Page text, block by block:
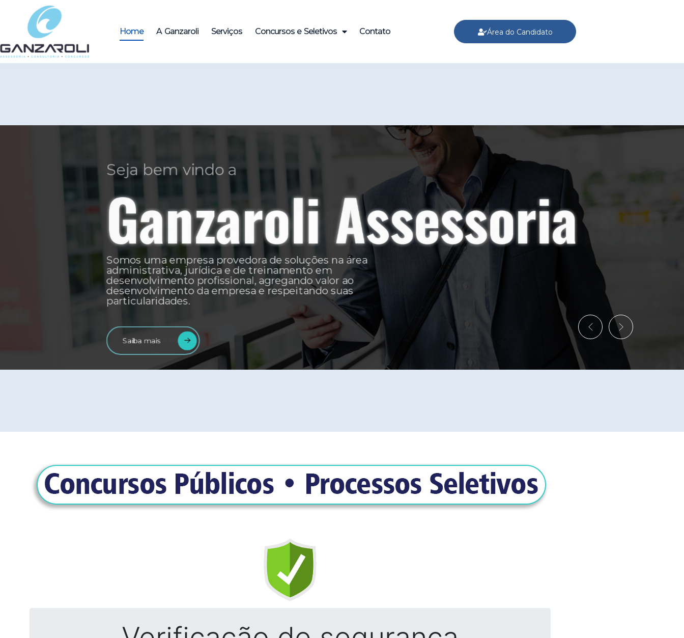
Home A Ganzaroli Serviços Concursos e Seletivos Contato Área do Candidato
Profissionais com
Seriedade e Experiência
Estamos altamente qualificada para a prestação de
serviços técnicos especializados de apoio
administrativo, jurídico e treinamento em
desenvolvimento profissional na administração pública
e privada.
Saiba mais